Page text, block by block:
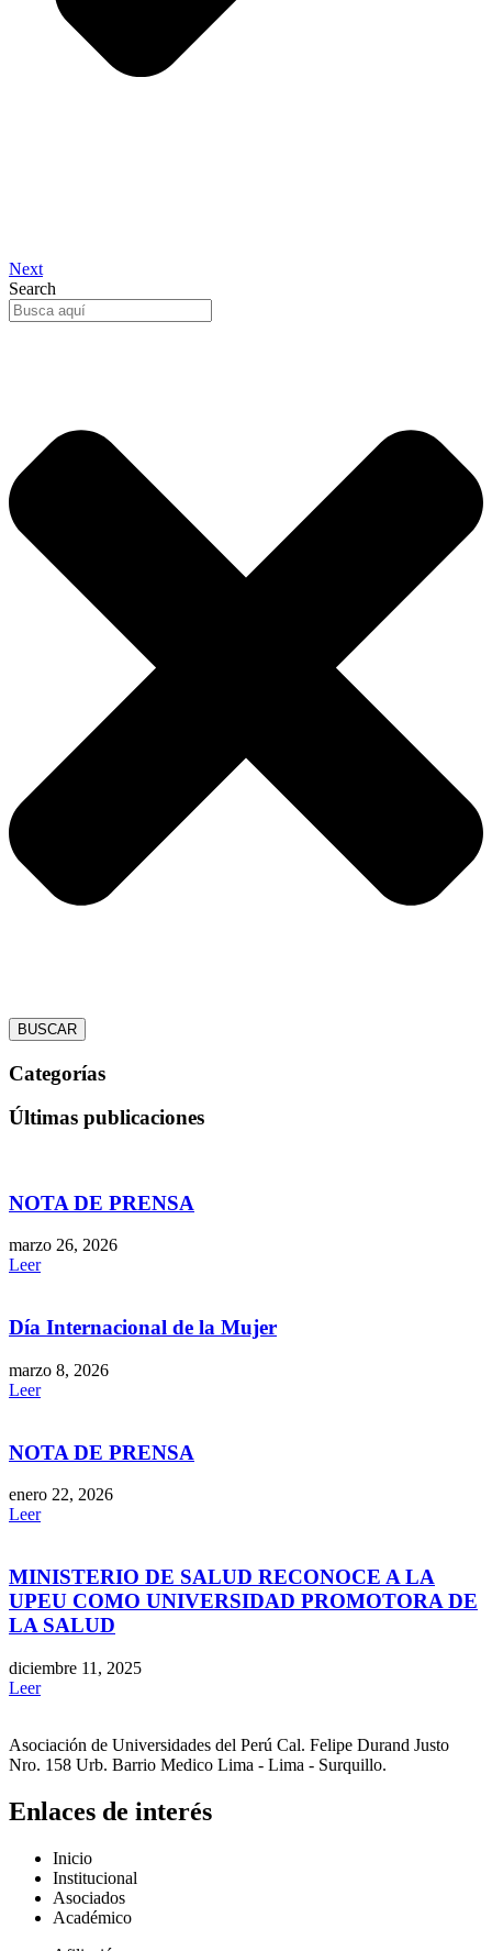
Next
Search
BUSCAR
Categorías
Últimas publicaciones
NOTA DE PRENSA
marzo 26, 2026
Leer
Día Internacional de la Mujer
marzo 8, 2026
Leer
NOTA DE PRENSA
enero 22, 2026
Leer
MINISTERIO DE SALUD RECONOCE A LA
UPEU COMO UNIVERSIDAD PROMOTORA DE
LA SALUD
diciembre 11, 2025
Leer
Asociación de Universidades del Perú Cal. Felipe Durand Justo
Nro. 158 Urb. Barrio Medico Lima - Lima - Surquillo.
Enlaces de interés
Inicio
Institucional
Asociados
Académico